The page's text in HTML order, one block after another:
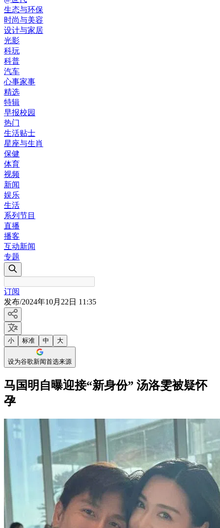
生态与环保
时尚与美容
设计与家居
光影
科玩
科普
汽车
心事家事
精选
特辑
早报校园
热门
生活贴士
星座与生肖
保健
体育
视频
新闻
娱乐
生活
系列节目
直播
播客
互动新闻
专题
订阅
发布/2024年10月22日 11:35
小 标准 中 大
设为谷歌新闻首选来源
马国明自曝迎接“新身份” 汤洛雯被疑怀
孕